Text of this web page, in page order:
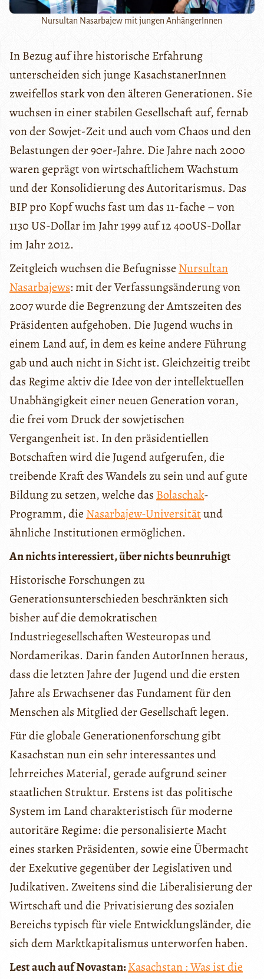
Nursultan Nasarbajew mit jungen AnhängerInnen
In Bezug auf ihre historische Erfahrung
unterscheiden sich junge KasachstanerInnen
zweifellos stark von den älteren Generationen. Sie
wuchsen in einer stabilen Gesellschaft auf, fernab
von der Sowjet-Zeit und auch vom Chaos und den
Belastungen der 90er-Jahre. Die Jahre nach 2000
waren geprägt von wirtschaftlichem Wachstum
und der Konsolidierung des Autoritarismus. Das
BIP pro Kopf wuchs fast um das 11-fache – von
1130 US-Dollar im Jahr 1999 auf 12 400US-Dollar
im Jahr 2012.
Zeitgleich wuchsen die Befugnisse Nursultan
Nasarbajews: mit der Verfassungsänderung von
2007 wurde die Begrenzung der Amtszeiten des
Präsidenten aufgehoben. Die Jugend wuchs in
einem Land auf, in dem es keine andere Führung
gab und auch nicht in Sicht ist. Gleichzeitig treibt
das Regime aktiv die Idee von der intellektuellen
Unabhängigkeit einer neuen Generation voran,
die frei vom Druck der sowjetischen
Vergangenheit ist. In den präsidentiellen
Botschaften wird die Jugend aufgerufen, die
treibende Kraft des Wandels zu sein und auf gute
Bildung zu setzen, welche das Bolaschak-
Programm, dieNasarbajew-Universitätund
ähnliche Institutionen ermöglichen.
An nichts interessiert, über nichts beunruhigt
Historische Forschungen zu
Generationsunterschieden beschränkten sich
bisher auf die demokratischen
Industriegesellschaften Westeuropas und
Nordamerikas. Darin fanden AutorInnen heraus,
dass die letzten Jahre der Jugend und die ersten
Jahre als Erwachsener das Fundament für den
Menschen als Mitglied der Gesellschaft legen.
Für die globale Generationenforschung gibt
Kasachstan nun ein sehr interessantes und
lehrreiches Material, gerade aufgrund seiner
staatlichen Struktur. Erstens ist das politische
System im Land charakteristisch für moderne
autoritäre Regime: die personalisierte Macht
eines starken Präsidenten, sowie eine Übermacht
der Exekutive gegenüber der Legislativen und
Judikativen. Zweitens sind die Liberalisierung der
Wirtschaft und die Privatisierung des sozialen
Bereichs typisch für viele Entwicklungsländer, die
sich dem Marktkapitalismus unterworfen haben.
Lest auch auf Novastan:Kasachstan : Was ist die